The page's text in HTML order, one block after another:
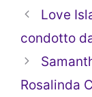
Love
condotto
Rosalinda